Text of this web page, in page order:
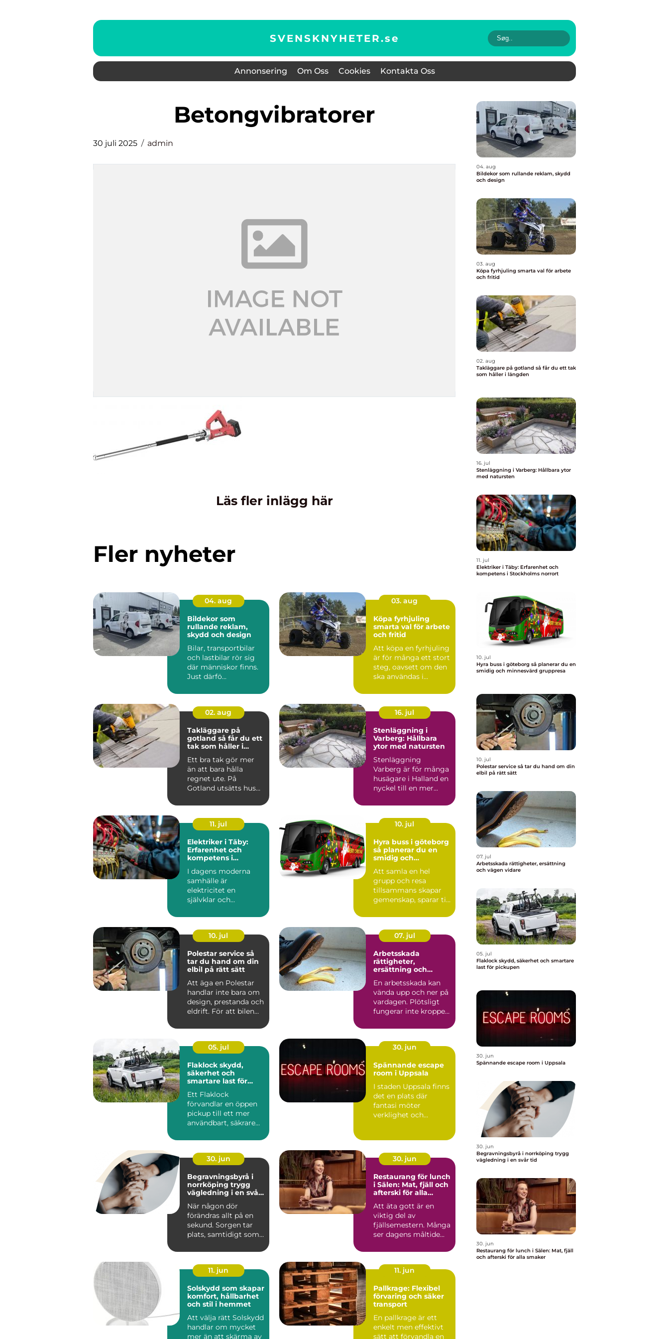
SVENSKNYHETER.se
Annonsering Om Oss Cookies Kontakta Oss
betongvibratorer
30 juli 2025 admin
Läs fler inlägg här
Fler nyheter
04. aug
Bildekor som
rullande reklam,
skydd och design
Bilar, transportbilar
och lastbilar rör sig
där människor finns.
Just därfö...
03. aug
Köpa fyrhjuling
smarta val för arbete
och fritid
Att köpa en fyrhjuling
är för många ett stort
steg, oavsett om den
ska användas i
02. aug
Takläggare på
gotland så får du ett
tak som håller i
Ett bra tak gör mer
än att bara hålla
regnet ute. På
Gotland utsätts hus
saltstän...
16. jul
Stenläggning i
Varberg: Hållbara
ytor med natursten
Stenläggning
Varberg är för många
husägare i Halland en
nyckel till en mer...
11. jul
Elektriker i Täby:
Erfarenhet och
kompetens i
I dagens moderna
samhälle är
elektricitet en
självklar och
v&ar...
10. jul
Hyra buss i göteborg
så planerar du en
smidig och
gruppresa
Att samla en hel
grupp och resa
tillsammans skapar
gemenskap, sparar tid
enklare....
10. jul
Polestar service så
tar du hand om din
elbil på rätt sätt
Att äga en Polestar
handlar inte bara om
design, prestanda och
eldrift. För att bilen
07. jul
Arbetsskada
rättigheter,
ersättning och
En arbetsskada kan
vända upp och ner på
vardagen. Plötsligt
fungerar inte kroppen
05. jul
Flaklock skydd,
säkerhet och
smartare last för
Ett Flaklock
förvandlar en öppen
pickup till ett mer
användbart, säkrare
lastutrymme. Gen...
30. jun
Spännande escape
room i Uppsala
I staden Uppsala finns
det en plats där
fantasi möter
verklighet och
30. jun
Begravningsbyrå i
norrköping trygg
vägledning i en svår
När någon dör
förändras allt på en
sekund. Sorgen tar
plats, samtidigt som
kräver s...
30. jun
Restaurang för lunch
i Sälen: Mat, fjäll och
afterski för alla
Att äta gott är en
viktig del av
fjällsemestern. Många
ser dagens måltide...
11. jun
Solskydd som skapar
komfort, hållbarhet
och stil i hemmet
Att välja rätt Solskydd
handlar om mycket
mer än att skärma av
11. jun
Pallkrage: Flexibel
förvaring och säker
transport
En pallkrage är ett
enkelt men effektivt
sätt att förvandla en
04. aug
Bildekor som rullande reklam, skydd
och design
03. aug
Köpa fyrhjuling smarta val för arbete
och fritid
02. aug
Takläggare på gotland så får du ett tak
som håller i längden
16. jul
Stenläggning i Varberg: Hållbara ytor
med natursten
11. jul
Elektriker i Täby: Erfarenhet och
kompetens i Stockholms norrort
10. jul
Hyra buss i göteborg så planerar du en
smidig och minnesvärd gruppresa
10. jul
Polestar service så tar du hand om din
elbil på rätt sätt
07. jul
Arbetsskada rättigheter, ersättning
och vägen vidare
05. jul
Flaklock skydd, säkerhet och smartare
last för pickupen
30. jun
Spännande escape room i Uppsala
30. jun
Begravningsbyrå i norrköping trygg
vägledning i en svår tid
30. jun
Restaurang för lunch i Sälen: Mat, fjäll
och afterski för alla smaker